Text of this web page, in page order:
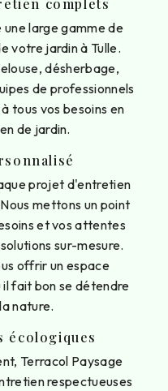
complets
large gamme de
votre jardin à Tulle.
désherbage,
de professionnels
tous vos besoins en
de jardin.
projet d'entretien
mettons un point
et vos attentes
sur-mesure.
offrir un espace
fait bon se détendre
nature.
écologiques
Terracol Paysage
respectueuses